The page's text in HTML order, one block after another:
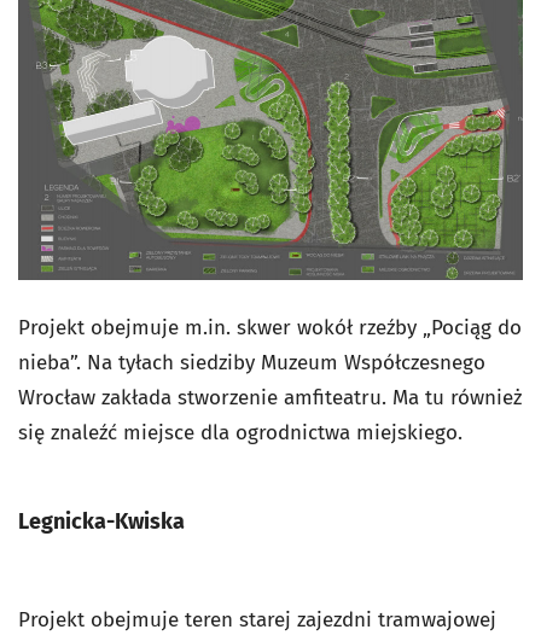
Projekt obejmuje m.in. skwer wokół rzeźby „Pociąg do
nieba”. Na tyłach siedziby Muzeum Współczesnego
Wrocław zakłada stworzenie amfiteatru. Ma tu również
się znaleźć miejsce dla ogrodnictwa miejskiego.
Legnicka-Kwiska
Projekt obejmuje teren starej zajezdni tramwajowej